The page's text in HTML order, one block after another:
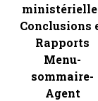
Conclusions
Rapports
Menu-
sommaire-
Agent